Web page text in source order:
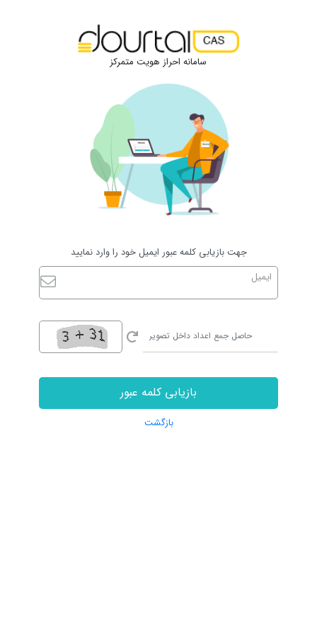
جهت بازیابی کلمه عبور ایمیل خود را وارد نمایید
ایمیل
بازیابی کلمه عبور
بازگشت
سامانه احراز هویت متمرکز